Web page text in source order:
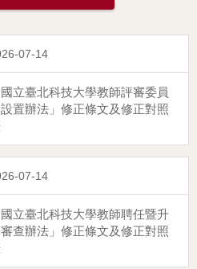
07-14
國立臺北科技大學教師評審委員
置辦法」修正條文及修正對照
07-14
國立臺北科技大學教師聘任暨升
查辦法」修正條文及修正對照